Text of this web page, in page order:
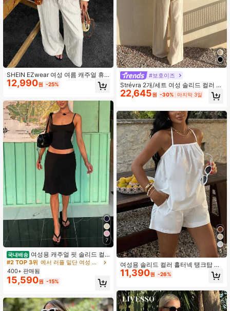
4.84 800K 팔로워
4.84 800K 팔로워
SHEIN EZwear 여성 여름 캐주얼 휴
가 미니멀리스트 솔리드 컬러 딥 브이
넥 민소매 베이비돌 상의 및 와이드 레
12,990원 -25%
7
국내배송 여성용 캐주얼 핏 솔리드 컬
러 캐미솔 및 스커트 기본 스트리트 스
타일 휴가 일상 2피스 세트 블랙 여름
우아한, 편안한 스타일
거의 매진!
#2 TOP 3위
에서 러플 밑단 여성 코디네이터
거의 매진!
#2 TOP 3위
에서 러플 밑단 여성 코디네이터
거의 매진!
#2 TOP 3위
400+ 판매됨
15,590원 -15%
#보호이즈
Strévra 2개/세트 여성 솔리드 컬러 등
받이 없는 민소매 상의 및 바지 캐주얼
수트 린넨 크루즈 여성 라운지 세트
22,645원 -30% 마지막 3일
5
여성용 솔리드 컬러 홀터넥 탱크탑 및
반바지 캐주얼 2피스 세트 화이트 여
름 우아한
11,390원 -26%